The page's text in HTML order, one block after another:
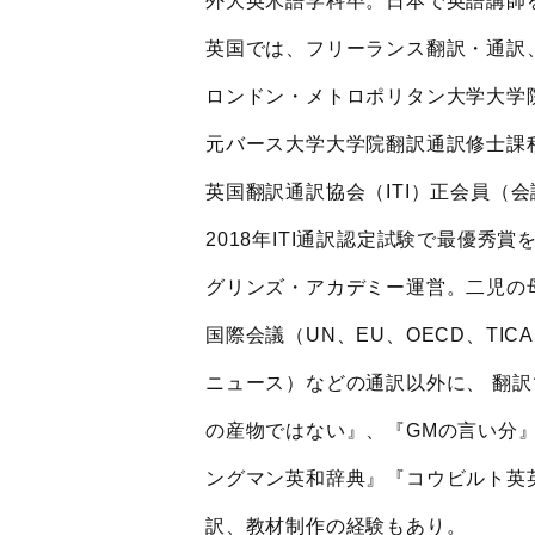
英国では、フリーランス翻訳・通訳
ロンドン・メトロポリタン大学大
元バース大学大学院翻訳通訳修士課
英国翻訳通訳協会（ITI）正会員（
2018年ITI通訳認定試験で最優秀賞
グリンズ・アカデミー運営。二児の
国際会議（UN、EU、OECD、
ニュース）などの通訳以外に、 翻
の産物ではない』、『GMの言い分
ングマン英和辞典』『コウビルト
訳、教材制作の経験もあり。